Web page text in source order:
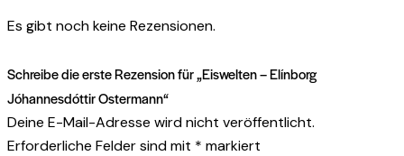
Es gibt noch keine Rezensionen.
Schreibe die erste Rezension für „Eiswelten – Elínborg
Jóhannesdóttir Ostermann“
Deine E-Mail-Adresse wird nicht veröffentlicht.
Erforderliche Felder sind mit * markiert